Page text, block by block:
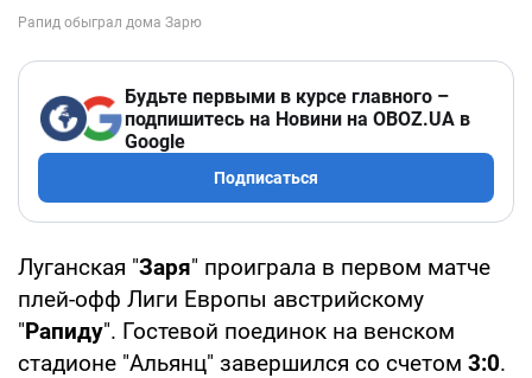
Будьте первыми в курсе главного –
подпишитесь на Новини на OBOZ.UA в
Google
Подписаться
Луганская "Заря" проиграла в первом матче
плей-офф Лиги Европы австрийскому
"Рапиду". Гостевой поединок на венском
стадионе "Альянц" завершился со счетом 3:0.